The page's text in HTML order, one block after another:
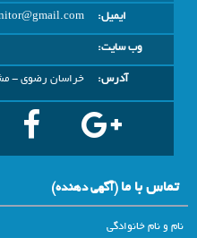
ایمیل:
وب سایت:
آدرس:
خراسان رضوي -
تماس با ما(آگهي دهنده)
نام و نام خانوادگی